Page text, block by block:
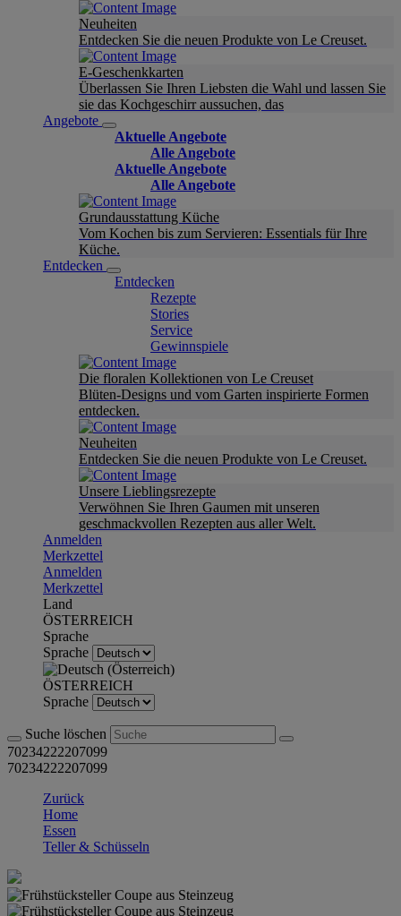
Neuheiten
Entdecken Sie die neuen Produkte von Le Creuset.
E-Geschenkkarten
Überlassen Sie Ihren Liebsten die Wahl und lassen Sie
sie das Kochgeschirr aussuchen, das
Angebote
Aktuelle Angebote
Alle Angebote
Aktuelle Angebote
Alle Angebote
Grundausstattung Küche
Vom Kochen bis zum Servieren: Essentials für Ihre
Küche.
Entdecken
Entdecken
Rezepte
Stories
Service
Gewinnspiele
Die floralen Kollektionen von Le Creuset
Blüten-Designs und vom Garten inspirierte Formen
entdecken.
Neuheiten
Entdecken Sie die neuen Produkte von Le Creuset.
Unsere Lieblingsrezepte
Verwöhnen Sie Ihren Gaumen mit unseren
geschmackvollen Rezepten aus aller Welt.
Anmelden
Merkzettel
Anmelden
Merkzettel
Land
ÖSTERREICH
Sprache
Sprache
ÖSTERREICH
Sprache
Suche löschen
70234222207099
70234222207099
Zurück
Home
Essen
Teller & Schüsseln